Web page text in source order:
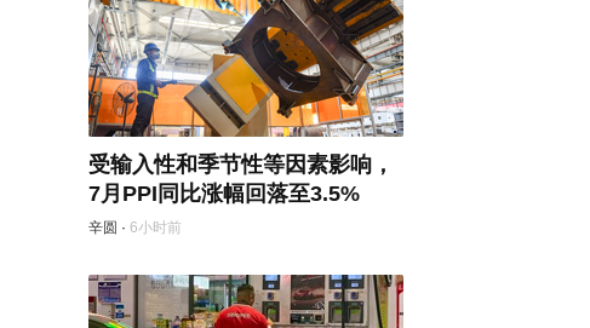
受输入性和季节性等因素影响，
7月PPI同比涨幅回落至3.5%
辛圆 · 6小时前